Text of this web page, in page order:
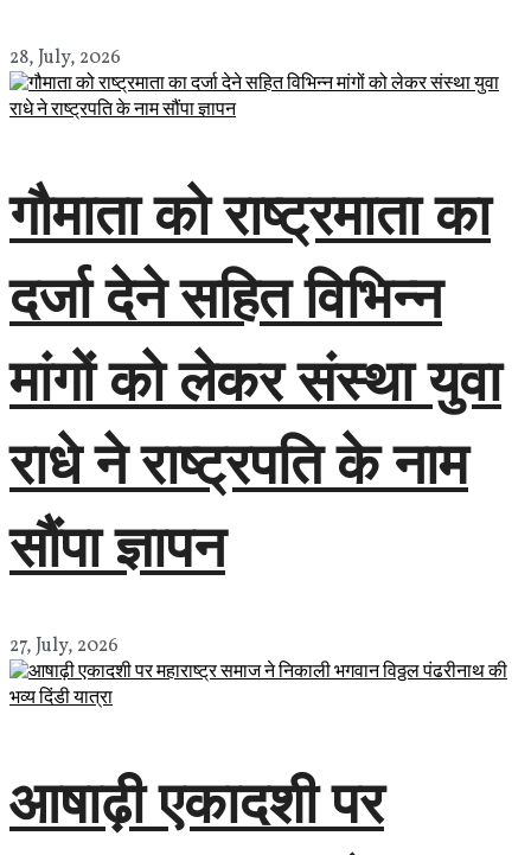
28, July, 2026
गौमाता को राष्ट्रमाता का
दर्जा देने सहित विभिन्न
मांगों को लेकर संस्था युवा
राधे ने राष्ट्रपति के नाम
सौंपा ज्ञापन
27, July, 2026
आषाढ़ी एकादशी पर